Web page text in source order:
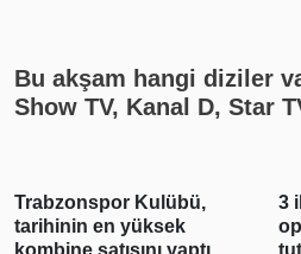
Bu akşam hangi diziler
Show TV, Kanal D, Star
Trabzonspor Kulübü,
tarihinin en yüksek
kombine satışını yaptı
3